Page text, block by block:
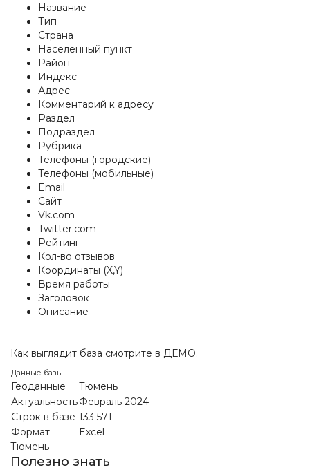
Название
Тип
Страна
Населенный пункт
Район
Индекс
Адрес
Комментарий к адресу
Раздел
Подраздел
Рубрика
Телефоны (городские)
Телефоны (мобильные)
Email
Сайт
Vk.com
Twitter.com
Рейтинг
Кол-во отзывов
Координаты (X,Y)
Время работы
Заголовок
Описание
Как выглядит база смотрите в ДЕМО.
Данные базы
Геоданные
Тюмень
АктуальностьФевраль 2024
Строк в базе 133 571
Формат
Excel
Тюмень
Полезно знать